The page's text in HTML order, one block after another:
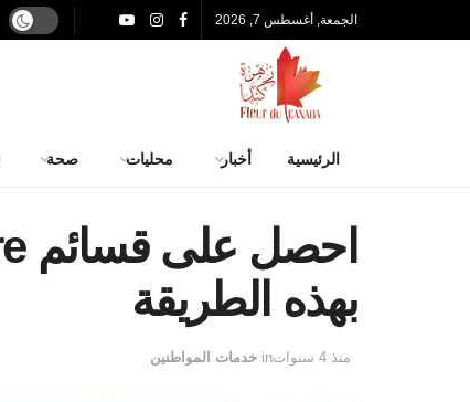
الجمعة, أغسطس 7, 2026
الرئيسية أخبار محليات صحة
بهذه الطريقة
منذ 4 سنوات in خدمات المواطنين